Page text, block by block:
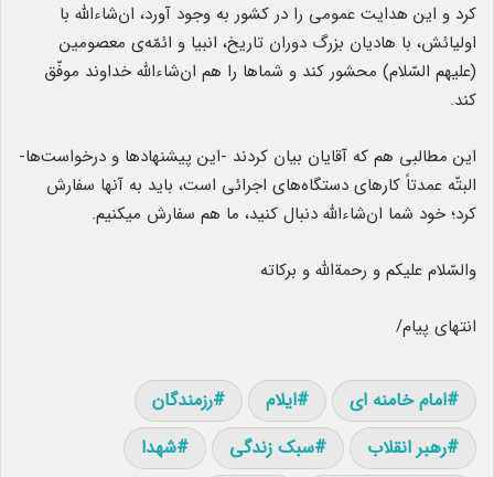
کرد و این هدایت عمومی را در کشور به وجود آورد، ان‌شاءالله با
اولیائش، با هادیان بزرگ دوران تاریخ، انبیا و ائمّه‌ی معصومین
(علیهم السّلام) محشور کند و شماها را هم ان‌شاءالله خداوند موفّق
کند.
این مطالبی هم که آقایان بیان کردند -این پیشنهادها و درخواست‌ها-
البتّه عمدتاً کارهای دستگاه‌های اجرائی است، باید به آنها سفارش
کرد؛ خود شما ان‌شاءالله دنبال کنید، ما هم سفارش میکنیم.
والسّلام ‌علیکم‌ و رحمةالله ‌و برکاته
انتهای پیام/
امام خامنه ای ایلام
رزمندگان
رهبر انقلاب
سبک زندگی
شهدا